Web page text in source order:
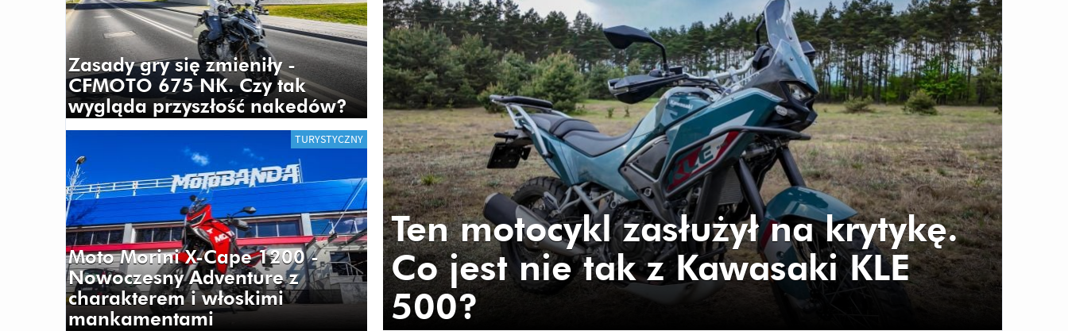
Ten motocykl zasłużył na krytykę.
Co jest nie tak z Kawasaki KLE
500?
Zasady gry się zmieniły -
CFMOTO 675 NK. Czy tak
wygląda przyszłość nakedów?
Moto Morini X-Cape 1200 -
Nowoczesny Adventure z
charakterem i włoskimi
mankamentami
TURYSTYCZNY